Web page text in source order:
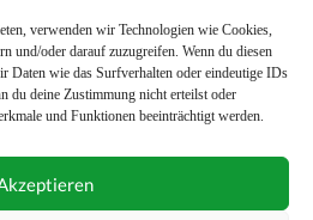
verwenden wir Technologien wie Cookies,
und/oder darauf zuzugreifen. Wenn du diesen
Daten wie das Surfverhalten oder eindeutige IDs
du deine Zustimmung nicht erteilst oder
und Funktionen beeinträchtigt werden.
Blick ins Land
durch